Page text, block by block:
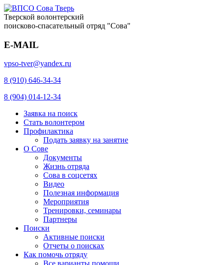
Тверской волонтерский
поисково-спасательный отряд "Сова"
E-MAIL
vpso-tver@yandex.ru
8 (910) 646-34-34
8 (904) 014-12-34
Заявка на поиск
Стать волонтером
Профилактика
Подать заявку на занятие
О Сове
Документы
Жизнь отряда
Сова в соцсетях
Видео
Полезная информация
Мероприятия
Тренировки, семинары
Партнеры
Поиски
Активные поиски
Отчеты о поисках
Как помочь отряду